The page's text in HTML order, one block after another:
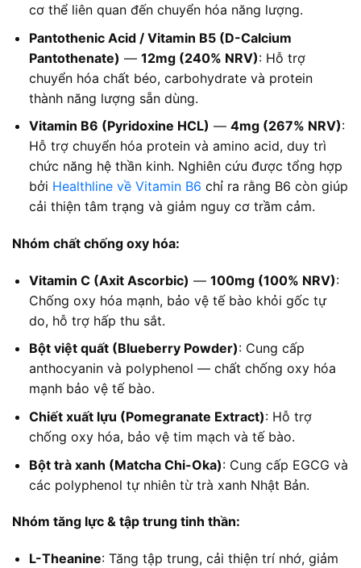
cơ thể liên quan đến chuyển hóa năng lượng.
Pantothenic Acid / Vitamin B5 (D-Calcium
Pantothenate) — 12mg (240% NRV): Hỗ trợ
chuyển hóa chất béo, carbohydrate và protein
thành năng lượng sẵn dùng.
Vitamin B6 (Pyridoxine HCL) — 4mg (267% NRV):
Hỗ trợ chuyển hóa protein và amino acid, duy trì
chức năng hệ thần kinh. Nghiên cứu được tổng hợp
bởi Healthline về Vitamin B6 chỉ ra rằng B6 còn giúp
cải thiện tâm trạng và giảm nguy cơ trầm cảm.
Nhóm chất chống oxy hóa:
Vitamin C (Axit Ascorbic) — 100mg (100% NRV):
Chống oxy hóa mạnh, bảo vệ tế bào khỏi gốc tự
do, hỗ trợ hấp thu sắt.
Bột việt quất (Blueberry Powder): Cung cấp
anthocyanin và polyphenol — chất chống oxy hóa
mạnh bảo vệ tế bào.
Chiết xuất lựu (Pomegranate Extract): Hỗ trợ
chống oxy hóa, bảo vệ tim mạch và tế bào.
Bột trà xanh (Matcha Chi-Oka): Cung cấp EGCG và
các polyphenol tự nhiên từ trà xanh Nhật Bản.
Nhóm tăng lực & tập trung tinh thần:
L-Theanine: Tăng tập trung, cải thiện trí nhớ, giảm